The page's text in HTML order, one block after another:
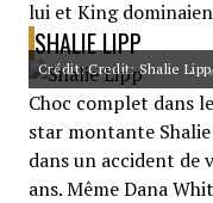
lui et King
SHALIE LIPP
Crédit: Credit: Shalie
Choc complet dans
star montante
dans un accident de
ans. Même Dana